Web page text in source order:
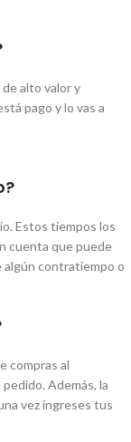
alto valor y
pago y lo vas a
Estos tiempos los
cuenta que puede
algún contratiempo o
compras al
Además, la
vez ingreses tus